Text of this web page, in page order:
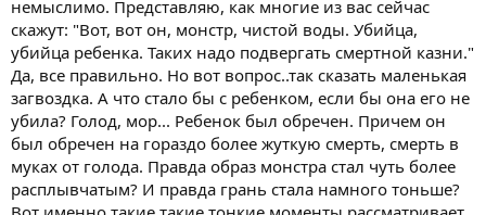
немыслимо. Представляю, как многие из вас сейчас
скажут: "Вот, вот он, монстр, чистой воды. Убийца,
убийца ребенка. Таких надо подвергать смертной казни."
Да, все правильно. Но вот вопрос..так сказать маленькая
загвоздка. А что стало бы с ребенком, если бы она его не
убила? Голод, мор... Ребенок был обречен. Причем он
был обречен на гораздо более жуткую смерть, смерть в
муках от голода. Правда образ монстра стал чуть более
расплывчатым? И правда грань стала намного тоньше?